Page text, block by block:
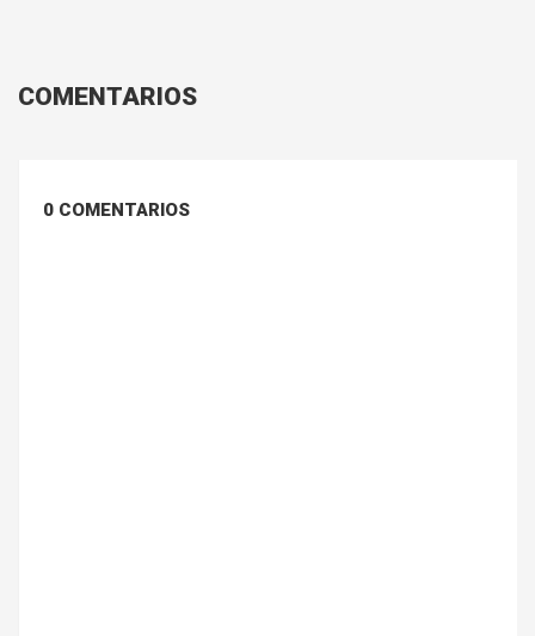
COMENTARIOS
0 COMENTARIOS